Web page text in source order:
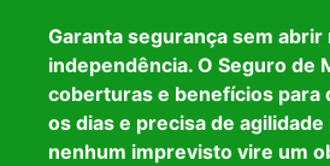
Garanta segurança sem abrir
independência. O Seguro de
coberturas e benefícios para
os dias e precisa de agilidade
nenhum imprevisto vire um